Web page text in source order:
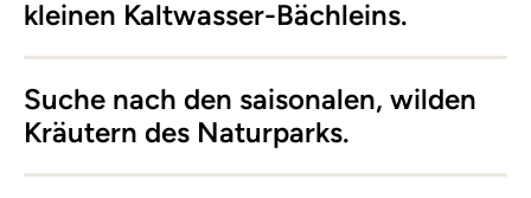
kleinen Kaltwasser-Bächleins.
Suche nach den saisonalen, wilden
Kräutern des Naturparks.